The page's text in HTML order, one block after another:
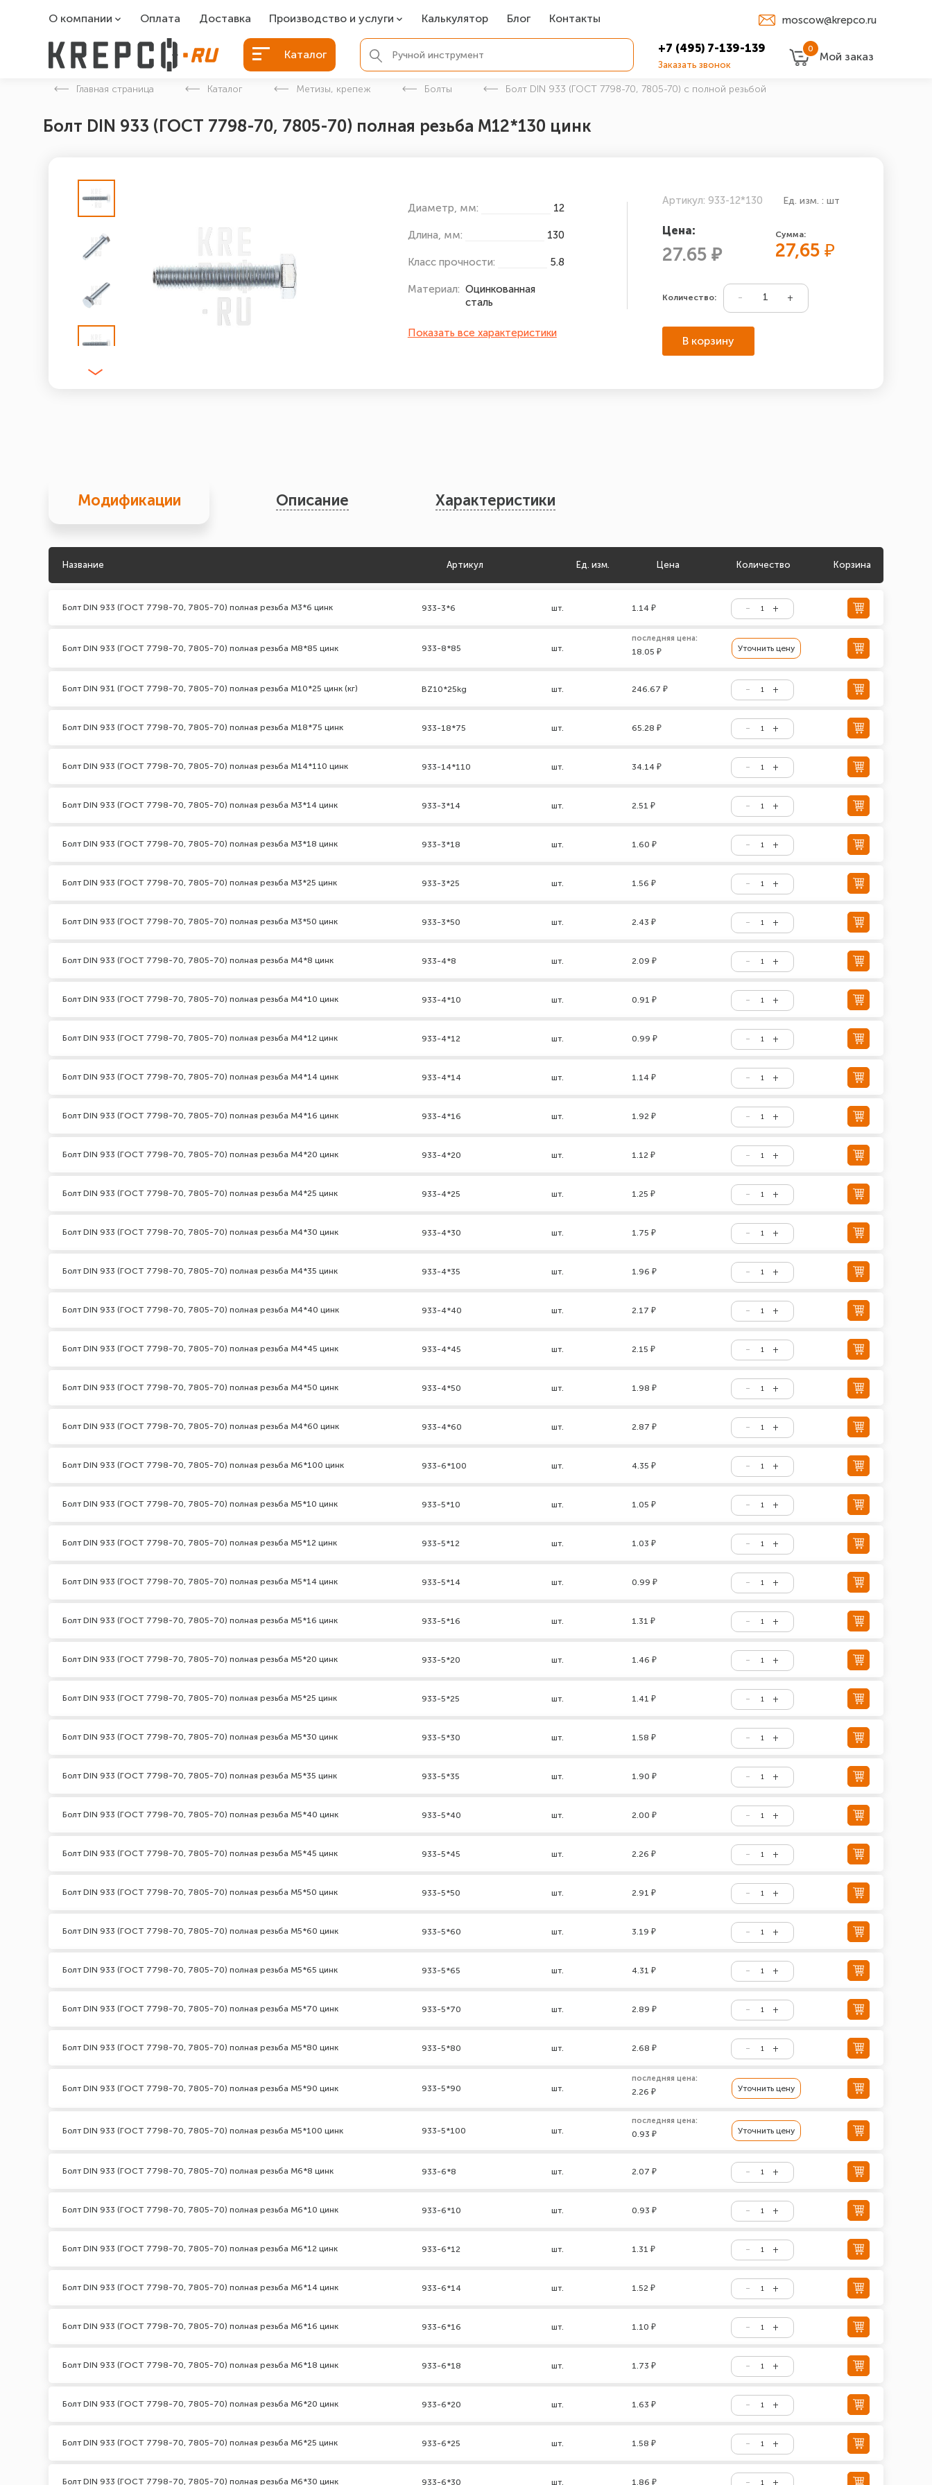
О компании
О компании
Оплата Доставка Производство и услуги
Болты БСР
Болты для фундамента
Закладные детали
Калькулятор Блог Контакты moscow@krepco.ru
Каталог +7 (495) 7-139-139
Заказать звонок
0
Мой заказ
Главная страница Каталог Метизы, крепеж Болты Болт DIN 933 (ГОСТ 7798-70, 7805-70) с полной резьбой
Болт DIN 933 (ГОСТ 7798-70, 7805-70) полная резьба М12*130 цинк
Диаметр, мм: 12
Длина, мм: 130
Класс прочности: 5.8
Материал: Оцинкованная
сталь
Показать все характеристики
Артикул: 933-12*130 Ед. изм. : шт
Цена:
27.65 ₽
Сумма:
27,65₽
Количество:
В корзину
Модификации Описание Характеристики
Название Артикул Ед. изм. Цена Количество Корзина
Болт DIN 933 (ГОСТ 7798-70, 7805-70) полная резьба М3*6 цинк 933-3*6 шт. 1.14 ₽
Болт DIN 933 (ГОСТ 7798-70, 7805-70) полная резьба М8*85 цинк 933-8*85 шт.
последняя цена:
18.05 ₽ Уточнить цену
Болт DIN 931 (ГОСТ 7798-70, 7805-70) полная резьба М10*25 цинк (кг) BZ10*25kg шт. 246.67 ₽
Болт DIN 933 (ГОСТ 7798-70, 7805-70) полная резьба М18*75 цинк 933-18*75 шт. 65.28 ₽
Болт DIN 933 (ГОСТ 7798-70, 7805-70) полная резьба М14*110 цинк 933-14*110 шт. 34.14 ₽
Болт DIN 933 (ГОСТ 7798-70, 7805-70) полная резьба М3*14 цинк 933-3*14 шт. 2.51 ₽
Болт DIN 933 (ГОСТ 7798-70, 7805-70) полная резьба М3*18 цинк 933-3*18 шт. 1.60 ₽
Болт DIN 933 (ГОСТ 7798-70, 7805-70) полная резьба М3*25 цинк 933-3*25 шт. 1.56 ₽
Болт DIN 933 (ГОСТ 7798-70, 7805-70) полная резьба М3*50 цинк 933-3*50 шт. 2.43 ₽
Болт DIN 933 (ГОСТ 7798-70, 7805-70) полная резьба М4*8 цинк 933-4*8 шт. 2.09 ₽
Болт DIN 933 (ГОСТ 7798-70, 7805-70) полная резьба М4*10 цинк 933-4*10 шт. 0.91 ₽
Болт DIN 933 (ГОСТ 7798-70, 7805-70) полная резьба М4*12 цинк 933-4*12 шт. 0.99 ₽
Болт DIN 933 (ГОСТ 7798-70, 7805-70) полная резьба М4*14 цинк 933-4*14 шт. 1.14 ₽
Болт DIN 933 (ГОСТ 7798-70, 7805-70) полная резьба М4*16 цинк 933-4*16 шт. 1.92 ₽
Болт DIN 933 (ГОСТ 7798-70, 7805-70) полная резьба М4*20 цинк 933-4*20 шт. 1.12 ₽
Болт DIN 933 (ГОСТ 7798-70, 7805-70) полная резьба М4*25 цинк 933-4*25 шт. 1.25 ₽
Болт DIN 933 (ГОСТ 7798-70, 7805-70) полная резьба М4*30 цинк 933-4*30 шт. 1.75 ₽
Болт DIN 933 (ГОСТ 7798-70, 7805-70) полная резьба М4*35 цинк 933-4*35 шт. 1.96 ₽
Болт DIN 933 (ГОСТ 7798-70, 7805-70) полная резьба М4*40 цинк 933-4*40 шт. 2.17 ₽
Болт DIN 933 (ГОСТ 7798-70, 7805-70) полная резьба М4*45 цинк 933-4*45 шт. 2.15 ₽
Болт DIN 933 (ГОСТ 7798-70, 7805-70) полная резьба М4*50 цинк 933-4*50 шт. 1.98 ₽
Болт DIN 933 (ГОСТ 7798-70, 7805-70) полная резьба М4*60 цинк 933-4*60 шт. 2.87 ₽
Болт DIN 933 (ГОСТ 7798-70, 7805-70) полная резьба М6*100 цинк 933-6*100 шт. 4.35 ₽
Болт DIN 933 (ГОСТ 7798-70, 7805-70) полная резьба М5*10 цинк 933-5*10 шт. 1.05 ₽
Болт DIN 933 (ГОСТ 7798-70, 7805-70) полная резьба М5*12 цинк 933-5*12 шт. 1.03 ₽
Болт DIN 933 (ГОСТ 7798-70, 7805-70) полная резьба М5*14 цинк 933-5*14 шт. 0.99 ₽
Болт DIN 933 (ГОСТ 7798-70, 7805-70) полная резьба М5*16 цинк 933-5*16 шт. 1.31 ₽
Болт DIN 933 (ГОСТ 7798-70, 7805-70) полная резьба М5*20 цинк 933-5*20 шт. 1.46 ₽
Болт DIN 933 (ГОСТ 7798-70, 7805-70) полная резьба М5*25 цинк 933-5*25 шт. 1.41 ₽
Болт DIN 933 (ГОСТ 7798-70, 7805-70) полная резьба М5*30 цинк 933-5*30 шт. 1.58 ₽
Болт DIN 933 (ГОСТ 7798-70, 7805-70) полная резьба М5*35 цинк 933-5*35 шт. 1.90 ₽
Болт DIN 933 (ГОСТ 7798-70, 7805-70) полная резьба М5*40 цинк 933-5*40 шт. 2.00 ₽
Болт DIN 933 (ГОСТ 7798-70, 7805-70) полная резьба М5*45 цинк 933-5*45 шт. 2.26 ₽
Болт DIN 933 (ГОСТ 7798-70, 7805-70) полная резьба М5*50 цинк 933-5*50 шт. 2.91 ₽
Болт DIN 933 (ГОСТ 7798-70, 7805-70) полная резьба М5*60 цинк 933-5*60 шт. 3.19 ₽
Болт DIN 933 (ГОСТ 7798-70, 7805-70) полная резьба М5*65 цинк 933-5*65 шт. 4.31 ₽
Болт DIN 933 (ГОСТ 7798-70, 7805-70) полная резьба М5*70 цинк 933-5*70 шт. 2.89 ₽
Болт DIN 933 (ГОСТ 7798-70, 7805-70) полная резьба М5*80 цинк 933-5*80 шт. 2.68 ₽
Болт DIN 933 (ГОСТ 7798-70, 7805-70) полная резьба М5*90 цинк 933-5*90 шт.
последняя цена:
2.26 ₽ Уточнить цену
Болт DIN 933 (ГОСТ 7798-70, 7805-70) полная резьба М5*100 цинк 933-5*100 шт.
последняя цена:
0.93 ₽ Уточнить цену
Болт DIN 933 (ГОСТ 7798-70, 7805-70) полная резьба М6*8 цинк 933-6*8 шт. 2.07 ₽
Болт DIN 933 (ГОСТ 7798-70, 7805-70) полная резьба М6*10 цинк 933-6*10 шт. 0.93 ₽
Болт DIN 933 (ГОСТ 7798-70, 7805-70) полная резьба М6*12 цинк 933-6*12 шт. 1.31 ₽
Болт DIN 933 (ГОСТ 7798-70, 7805-70) полная резьба М6*14 цинк 933-6*14 шт. 1.52 ₽
Болт DIN 933 (ГОСТ 7798-70, 7805-70) полная резьба М6*16 цинк 933-6*16 шт. 1.10 ₽
Болт DIN 933 (ГОСТ 7798-70, 7805-70) полная резьба М6*18 цинк 933-6*18 шт. 1.73 ₽
Болт DIN 933 (ГОСТ 7798-70, 7805-70) полная резьба М6*20 цинк 933-6*20 шт. 1.63 ₽
Болт DIN 933 (ГОСТ 7798-70, 7805-70) полная резьба М6*25 цинк 933-6*25 шт. 1.58 ₽
Болт DIN 933 (ГОСТ 7798-70, 7805-70) полная резьба М6*30 цинк 933-6*30 шт. 1.86 ₽